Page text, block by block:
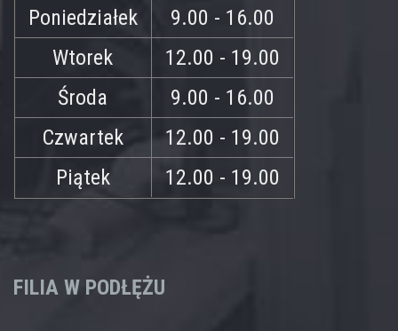
Poniedziałek
9.00 - 16.00
Wtorek
12.00 - 19.00
Środa
9.00 - 16.00
Czwartek
12.00 - 19.00
Piątek
12.00 - 19.00
FILIA W PODŁĘŻU